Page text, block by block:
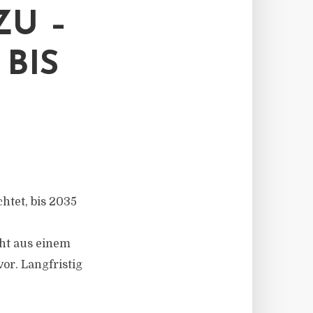
–
bis 2035
aus einem
Langfristig